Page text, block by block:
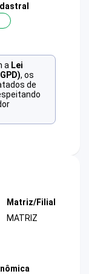
a Lei
, os
de
Matriz/Filial
MATRIZ